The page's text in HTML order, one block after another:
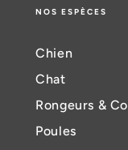
NOS ESPÈCES
Chien
Chat
Rongeurs & Co
Poules